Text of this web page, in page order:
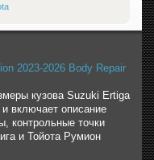
2023-2026 Body Repair
кузова Suzuki Ertiga
включает описание
контрольные точки
и Тойота Румион